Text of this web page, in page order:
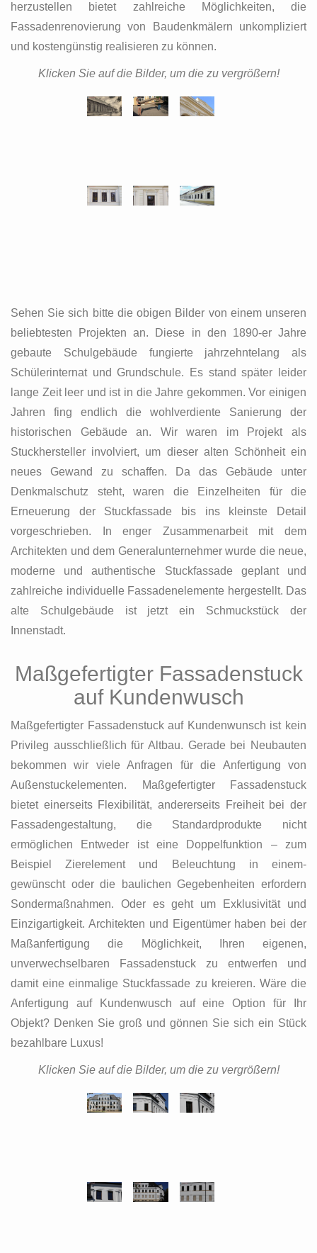
herzustellen bietet zahlreiche Möglichkeiten, die
Fassadenrenovierung von Baudenkmälern unkompliziert
und kostengünstig realisieren zu können.
Klicken Sie auf die Bilder, um die zu vergrößern!
Sehen Sie sich bitte die obigen Bilder von einem unseren
beliebtesten Projekten an. Diese in den 1890-er Jahre
gebaute Schulgebäude fungierte jahrzehntelang als
Schülerinternat und Grundschule. Es stand später leider
lange Zeit leer und ist in die Jahre gekommen. Vor einigen
Jahren fing endlich die wohlverdiente Sanierung der
historischen Gebäude an. Wir waren im Projekt als
Stuckhersteller involviert, um dieser alten Schönheit ein
neues Gewand zu schaffen. Da das Gebäude unter
Denkmalschutz steht, waren die Einzelheiten für die
Erneuerung der Stuckfassade bis ins kleinste Detail
vorgeschrieben. In enger Zusammenarbeit mit dem
Architekten und dem Generalunternehmer wurde die neue,
moderne und authentische Stuckfassade geplant und
zahlreiche individuelle Fassadenelemente hergestellt. Das
alte Schulgebäude ist jetzt ein Schmuckstück der
Innenstadt.
Maßgefertigter Fassadenstuck
auf Kundenwusch
Maßgefertigter Fassadenstuck auf Kundenwunsch ist kein
Privileg ausschließlich für Altbau. Gerade bei Neubauten
bekommen wir viele Anfragen für die Anfertigung von
Außenstuckelementen. Maßgefertigter Fassadenstuck
bietet einerseits Flexibilität, andererseits Freiheit bei der
Fassadengestaltung, die Standardprodukte nicht
ermöglichen Entweder ist eine Doppelfunktion – zum
Beispiel Zierelement und Beleuchtung in einem-
gewünscht oder die baulichen Gegebenheiten erfordern
Sondermaßnahmen. Oder es geht um Exklusivität und
Einzigartigkeit. Architekten und Eigentümer haben bei der
Maßanfertigung die Möglichkeit, Ihren eigenen,
unverwechselbaren Fassadenstuck zu entwerfen und
damit eine einmalige Stuckfassade zu kreieren. Wäre die
Anfertigung auf Kundenwusch auf eine Option für Ihr
Objekt? Denken Sie groß und gönnen Sie sich ein Stück
bezahlbare Luxus!
Klicken Sie auf die Bilder, um die zu vergrößern!